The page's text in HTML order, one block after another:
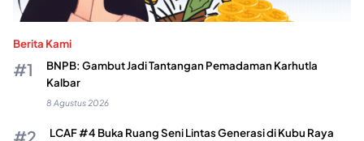
Berita Kami
BNPB: Gambut Jadi Tantangan Pemadaman Karhutla
Kalbar
8 Agustus 2026
LCAF #4 Buka Ruang Seni Lintas Generasi di Kubu Raya